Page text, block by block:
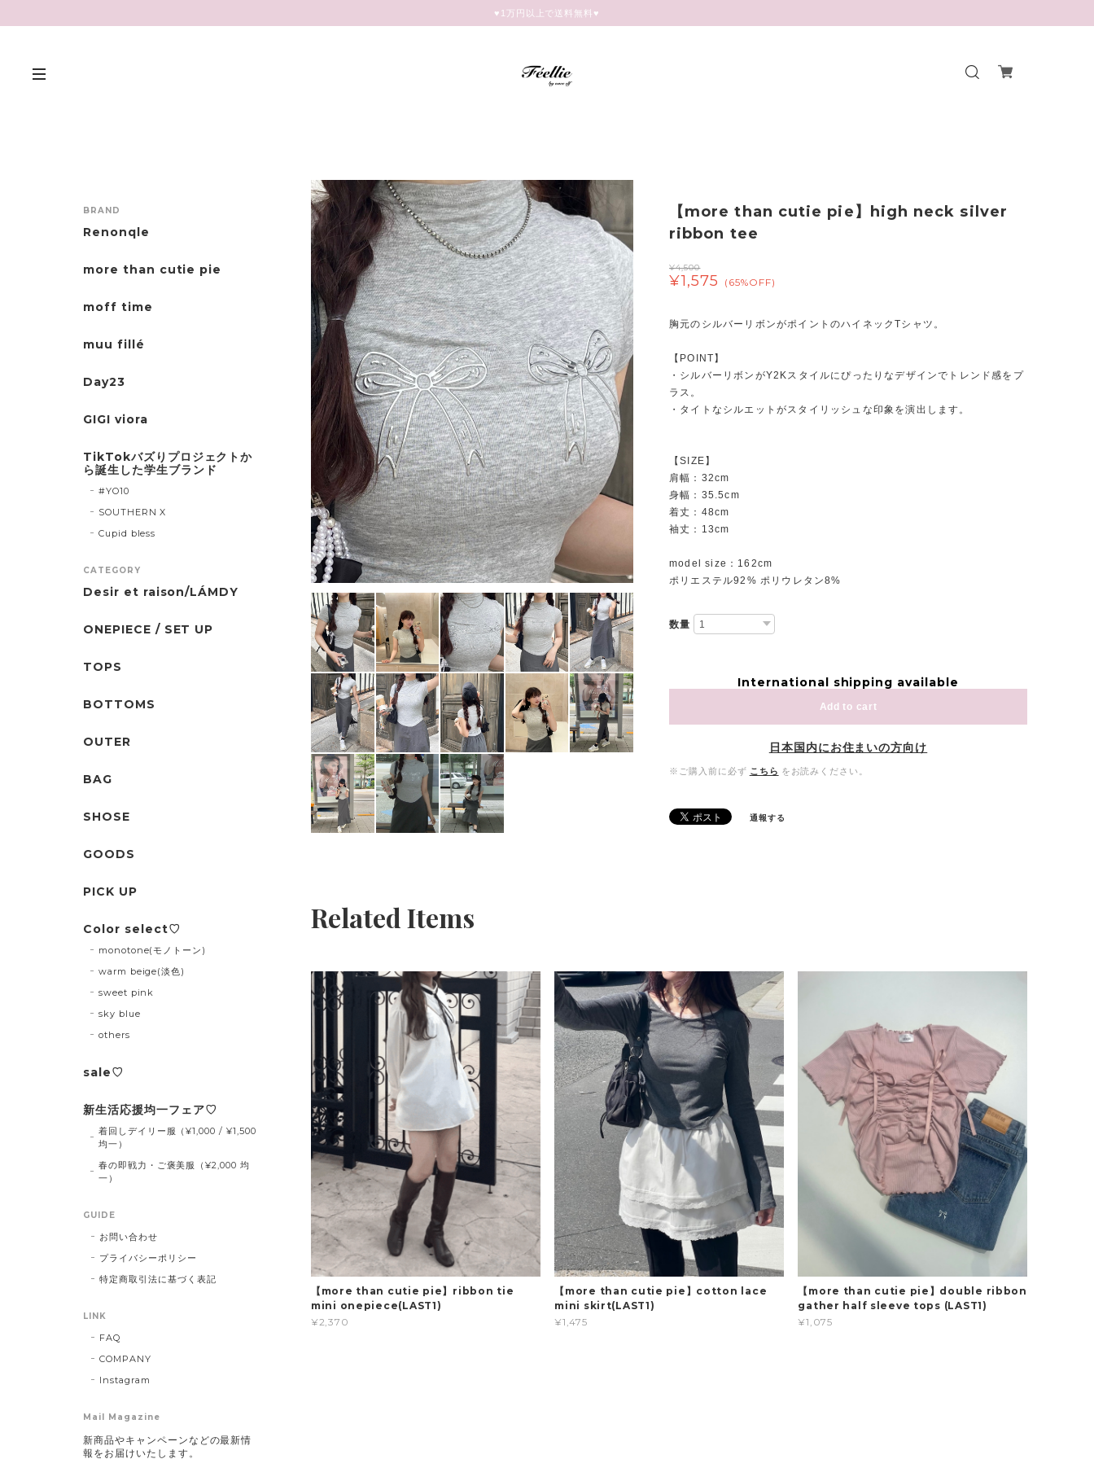
♥︎1万円以上で送料無料♥
【more than cutie pie】high neck silver
ribbon tee
¥4,500
¥1,575 (65%OFF)
胸元のシルバーリボンがポイントのハイネックTシャツ。
【POINT】
・シルバーリボンがY2Kスタイルにぴったりなデザインでトレンド感をプ
ラス。
・タイトなシルエットがスタイリッシュな印象を演出します。
【SIZE】
肩幅：32cm
身幅：35.5cm
着丈：48cm
袖丈：13cm
model size：162cm
ポリエステル92% ポリウレタン8%
数量
International shipping available
Add to cart
日本国内にお住まいの方向け
※ご購入前に必ず こちら をお読みください。
通報する
Related Items
【more than cutie pie】ribbon tie
mini onepiece(LAST1)
¥2,370
【more than cutie pie】cotton lace
mini skirt(LAST1)
¥1,475
【more than cutie pie】double ribbon
gather half sleeve tops (LAST1)
¥1,075
BRAND
Renonqle
more than cutie pie
moff time
muu fillé
Day23
GIGI viora
TikTokバズりプロジェクトか
ら誕生した学生ブランド
#YO10
SOUTHERN X
Cupid bless
CATEGORY
Desir et raison/LÁMDY
ONEPIECE / SET UP
TOPS
BOTTOMS
OUTER
BAG
SHOSE
GOODS
PICK UP
Color select♡
monotone(モノトーン)
warm beige(淡色)
sweet pink
sky blue
others
sale♡
新生活応援均一フェア♡
着回しデイリー服（¥1,000 / ¥1,500
均一）
春の即戦力・ご褒美服（¥2,000 均
一）
GUIDE
お問い合わせ
プライバシーポリシー
特定商取引法に基づく表記
LINK
FAQ
COMPANY
Instagram
Mail Magazine
新商品やキャンペーンなどの最新情
報をお届けいたします。